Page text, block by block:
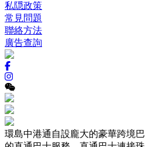
私隠政策
常見問題
聯絡方法
廣告查詢
環島中港通自設龐大的豪華跨境